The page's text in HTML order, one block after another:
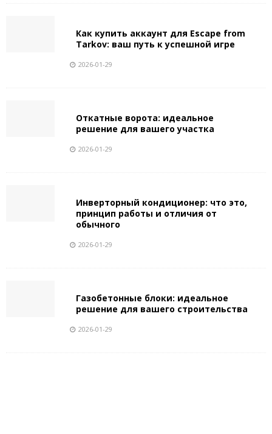
Как купить аккаунт для Escape from
Tarkov: ваш путь к успешной игре
2026-01-29
Откатные ворота: идеальное
решение для вашего участка
2026-01-29
Инверторный кондиционер: что это,
принцип работы и отличия от
обычного
2026-01-29
Газобетонные блоки: идеальное
решение для вашего строительства
2026-01-29